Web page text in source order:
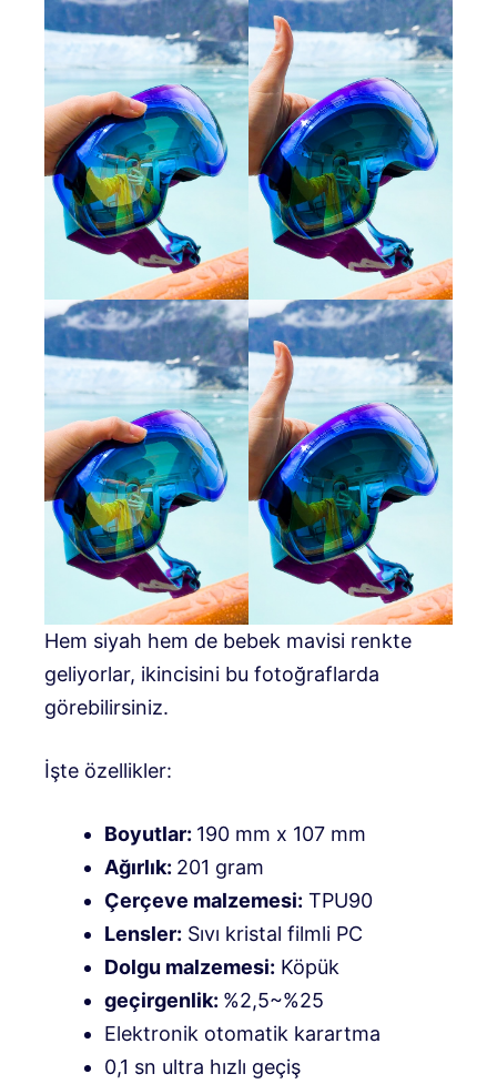
Hem siyah hem de bebek mavisi renkte
geliyorlar, ikincisini bu fotoğraflarda
görebilirsiniz.
İşte özellikler:
Boyutlar: 190 mm x 107 mm
Ağırlık: 201 gram
Çerçeve malzemesi: TPU90
Lensler: Sıvı kristal filmli PC
Dolgu malzemesi: Köpük
geçirgenlik: %2,5~%25
Elektronik otomatik karartma
0,1 sn ultra hızlı geçiş